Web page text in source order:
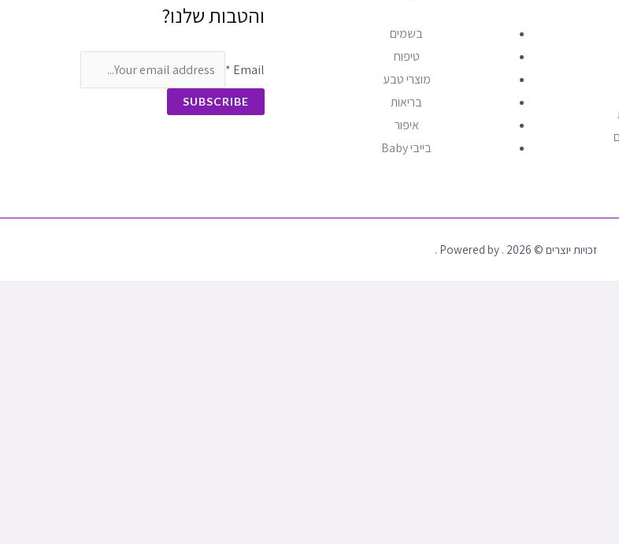
בשמים
טיפוח
מוצרי טבע
בריאות
איפור
בייבי Baby
והטבות שלנו?
Email
*
SUBSCRIBE
זכויות יוצרים © 2026 . Powered by .